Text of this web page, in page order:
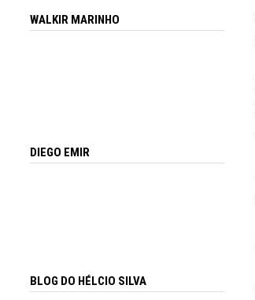
WALKIR MARINHO
DIEGO EMIR
BLOG DO HÉLCIO SILVA